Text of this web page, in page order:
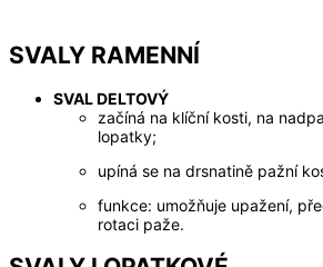
SVALY RAMENNÍ
SVAL DELTOVÝ
​začíná na klíční kosti, na
lopatky;
upíná se na drsnatině pažní
funkce: umožňuje upažení,
rotaci paže.